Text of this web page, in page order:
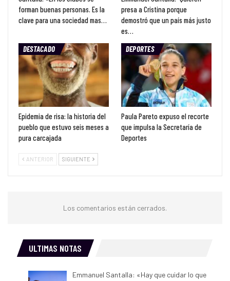
forman buenas personas. Es la
clave para una sociedad mas…
presa a Cristina porque
demostró que un país más justo
es…
DESTACADO
Epidemia de risa: la historia del
pueblo que estuvo seis meses a
pura carcajada
DEPORTES
Paula Pareto expuso el recorte
que impulsa la Secretaría de
Deportes
ANTERIOR SIGUIENTE
Los comentarios están cerrados.
ULTIMAS NOTAS
Emmanuel Santalla: «Hay que cuidar lo que